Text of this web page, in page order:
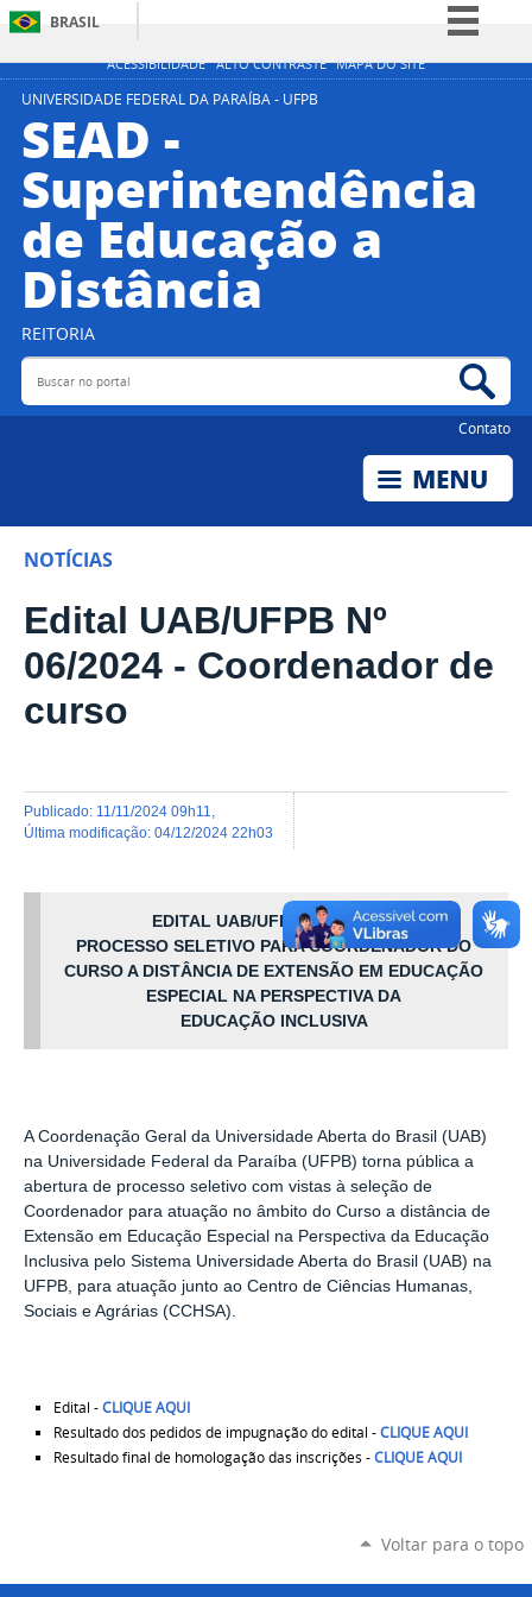
ACESSIBILIDADE ALTO CONTRASTE MAPA DO SITE
BRASIL
Simplifique!
Acesso à informação
Legislação
Canais
UNIVERSIDADE FEDERAL DA PARAÍBA - UFPB
SEAD -
Superintendência
de Educação a
Distância
REITORIA
Buscar no portal
Contato
NOTÍCIAS
Edital UAB/UFPB Nº
06/2024 - Coordenador de
curso
publicado: 11/11/2024 09h11
última modificação: 04/12/2024 22h03
EDITAL UAB/UFPB Nº 06/2024
PROCESSO SELETIVO PARA COORDENADOR DO
CURSO A DISTÂNCIA DE EXTENSÃO EM EDUCAÇÃO
ESPECIAL NA PERSPECTIVA DA
EDUCAÇÃO INCLUSIVA
A Coordenação Geral da Universidade Aberta do Brasil (UAB)
na Universidade Federal da Paraíba (UFPB) torna pública a
abertura de processo seletivo com vistas à seleção de
Coordenador para atuação no âmbito do Curso a distância de
Extensão em Educação Especial na Perspectiva da Educação
Inclusiva pelo Sistema Universidade Aberta do Brasil (UAB) na
UFPB, para atuação junto ao Centro de Ciências Humanas,
Sociais e Agrárias (CCHSA).
Edital -CLIQUE AQUI
Resultado dos pedidos de impugnação do edital -CLIQUE AQUI
Resultado final de homologação das inscrições -CLIQUE AQUI
Voltar para o topo